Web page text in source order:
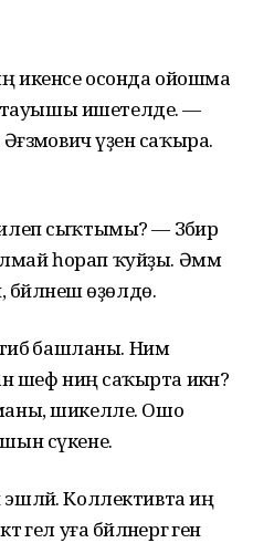
икенсе осонда ойошма
ишетелде. —
үҙенә саҡыра.
сыҡтымы? — Зәбир
һорап ҡуйҙы. Әммә
өҙөлдө.
башланы. Нимә
ниңә саҡырта икән?
шикелле. Ошо
сүкене.
Коллективта иң
уға бәйләнергә генә